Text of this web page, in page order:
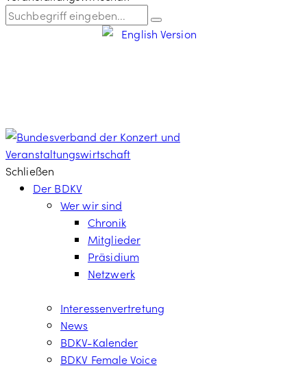
Schließen
Der BDKV
Wer wir sind
Chronik
Mitglieder
Präsidium
Netzwerk
Interessenvertretung
News
BDKV-Kalender
BDKV Female Voice